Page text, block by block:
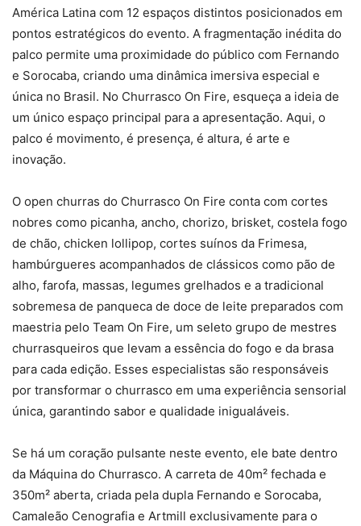
América Latina com 12 espaços distintos posicionados em
pontos estratégicos do evento. A fragmentação inédita do
palco permite uma proximidade do público com Fernando
e Sorocaba, criando uma dinâmica imersiva especial e
única no Brasil. No Churrasco On Fire, esqueça a ideia de
um único espaço principal para a apresentação. Aqui, o
palco é movimento, é presença, é altura, é arte e
inovação.
O open churras do Churrasco On Fire conta com cortes
nobres como picanha, ancho, chorizo, brisket, costela fogo
de chão, chicken lollipop, cortes suínos da Frimesa,
hambúrgueres acompanhados de clássicos como pão de
alho, farofa, massas, legumes grelhados e a tradicional
sobremesa de panqueca de doce de leite preparados com
maestria pelo Team On Fire, um seleto grupo de mestres
churrasqueiros que levam a essência do fogo e da brasa
para cada edição. Esses especialistas são responsáveis
por transformar o churrasco em uma experiência sensorial
única, garantindo sabor e qualidade inigualáveis.
Se há um coração pulsante neste evento, ele bate dentro
da Máquina do Churrasco. A carreta de 40m² fechada e
350m² aberta, criada pela dupla Fernando e Sorocaba,
Camaleão Cenografia e Artmill exclusivamente para o